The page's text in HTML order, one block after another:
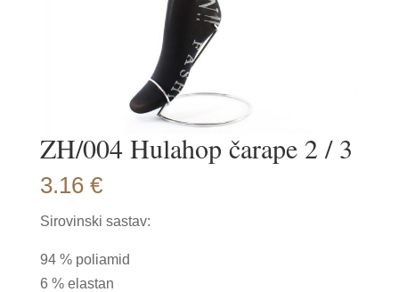
ZH/004 Hulahop čarape 2 / 3
3.16 €
Sirovinski sastav:
94 % poliamid
6 % elastan